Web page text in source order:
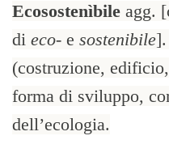
Ecosostenìbile agg.
di eco- e sostenibile
(costruzione,
forma di sviluppo,
dell’ecologia.